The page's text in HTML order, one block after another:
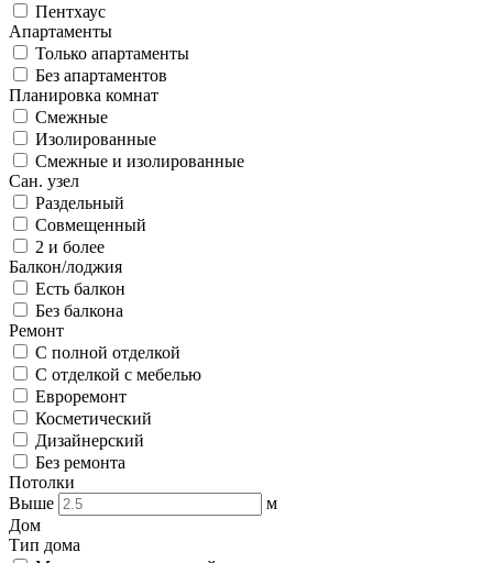
Пентхаус
Апартаменты
Только апартаменты
Без апартаментов
Планировка комнат
Смежные
Изолированные
Смежные и изолированные
Сан. узел
Раздельный
Совмещенный
2 и более
Балкон/лоджия
Есть балкон
Без балкона
Ремонт
С полной отделкой
С отделкой с мебелью
Евроремонт
Косметический
Дизайнерский
Без ремонта
Потолки
Выше
м
Дом
Тип дома